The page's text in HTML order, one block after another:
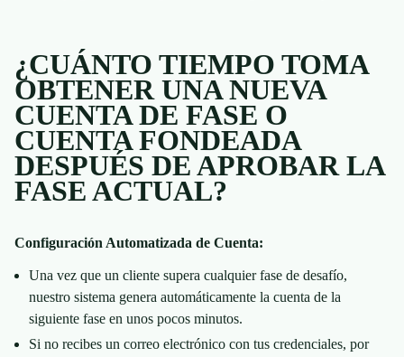
¿CUÁNTO TIEMPO TOMA
OBTENER UNA NUEVA
CUENTA DE FASE O
CUENTA FONDEADA
DESPUÉS DE APROBAR LA
FASE ACTUAL?
Configuración Automatizada de Cuenta:
Una vez que un cliente supera cualquier fase de desafío,
nuestro sistema genera automáticamente la cuenta de la
siguiente fase en unos pocos minutos.
Si no recibes un correo electrónico con tus credenciales, por